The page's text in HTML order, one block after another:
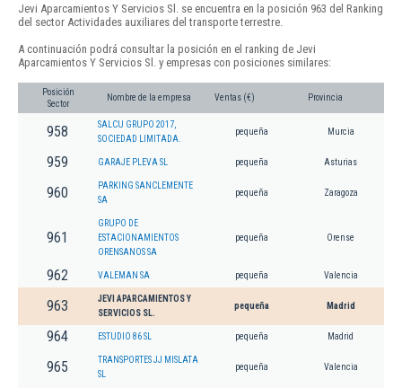
Jevi Aparcamientos Y Servicios Sl. se encuentra en la posición 963 del Ranking
del sector Actividades auxiliares del transporte terrestre.
A continuación podrá consultar la posición en el ranking de Jevi
Aparcamientos Y Servicios Sl. y empresas con posiciones similares:
Posición
Sector
Nombre de la empresa Ventas (€) Provincia
958
SALCU GRUPO 2017,
SOCIEDAD LIMITADA.
pequeña Murcia
959 GARAJE PLEVA SL pequeña Asturias
960
PARKING SANCLEMENTE
SA
pequeña Zaragoza
961
GRUPO DE
ESTACIONAMIENTOS
ORENSANOS SA
pequeña Orense
962 VALEMAN SA pequeña Valencia
963
JEVI APARCAMIENTOS Y
SERVICIOS SL.
pequeña Madrid
964 ESTUDIO 86 SL pequeña Madrid
965
TRANSPORTES JJ MISLATA
SL
pequeña Valencia